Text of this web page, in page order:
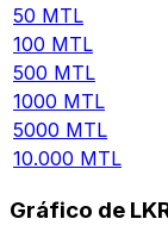
50 MTL
100 MTL
500 MTL
1000 MTL
5000 MTL
10.000 MTL
Gráfico de